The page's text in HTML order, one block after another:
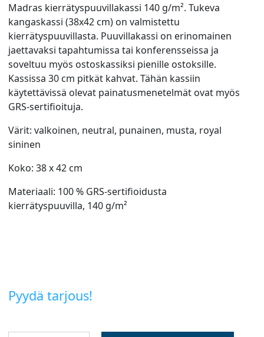
Madras kierrätyspuuvillakassi 140 g/m². Tukeva
kangaskassi (38x42 cm) on valmistettu
kierrätyspuuvillasta. Puuvillakassi on erinomainen
jaettavaksi tapahtumissa tai konferensseissa ja
soveltuu myös ostoskassiksi pienille ostoksille.
Kassissa 30 cm pitkät kahvat. Tähän kassiin
käytettävissä olevat painatusmenetelmät ovat myös
GRS-sertifioituja.
Värit: valkoinen, neutral, punainen, musta, royal
sininen
Koko: 38 x 42 cm
Materiaali: 100 % GRS-sertifioidusta
kierrätyspuuvilla, 140 g/m²
Pyydä tarjous!